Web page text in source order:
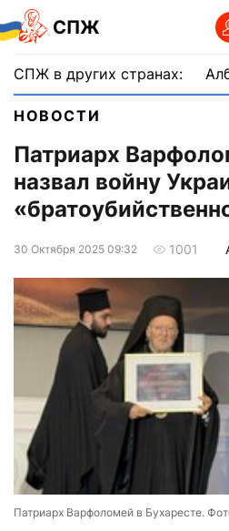
СПЖ
СПЖ в других странах:
НОВОСТИ
Патриарх
назвал войну
30 Октября 2025 09:32 1001
Патриарх Варфоломей в Бухаресте.